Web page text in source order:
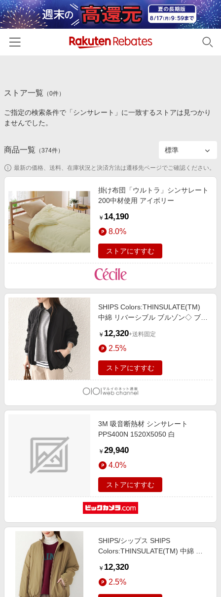
カテゴリー一覧
百貨店・総合ECモール
食品・スイーツ・お酒
コスメ・健康・医薬品
キッズ・ベビー用品
家電・PC・スマホ・カメラ
エンタメ
スポーツ・アウトドア・ゴルフ
旅行・レジャー・ホテル予約
生活・お役立ち
金融・マネー・保険
デジタルコンテンツ
ビジネス・その他サービス
イベント一覧
初回購入者限定特典
対象ストア新規限定特典
電子書籍特集
楽天ペイ導入ストア
楽天サービス特集
旅行特集
わくわく夏特集
Apple公式サイト×楽天カード分割払い
Qoo10メガポ
Samsung ボーナスキャンペーン
週末の高還元 夏の長期版
ストア一覧 （0件）
ご指定の検索条件で「シンサレート」に一致するストアは見つかり
ませんでした。
商品一覧 （374件）
最新の価格、送料、在庫状況と決済方法は遷移先ページでご確認ください。
掛け布団「ウルトラ」シンサレート
200中材使用 アイボリー
￥ 14,190
8.0%
ストアにすすむ
SHIPS Colors:THINSULATE(TM)
中綿 リバーシブル ブルゾン◇ ブラ
￥ 12,320+送料固定
2.5%
ストアにすすむ
3M 吸音断熱材 シンサレート
PPS400N 1520X5050 白
￥ 29,940
4.0%
ストアにすすむ
SHIPS/シップス SHIPS
Colors:THINSULATE(TM) 中綿 リ
SMALL
￥ 12,320
2.5%